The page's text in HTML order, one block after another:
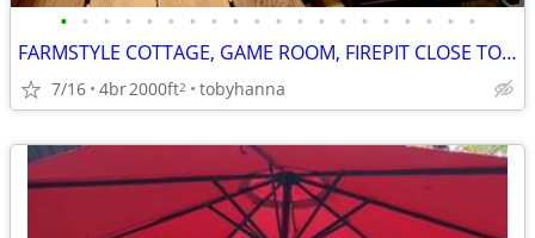
• • • • • • • • • • • • • • • • • • • •
FARMSTYLE COTTAGE, GAME ROOM, FIREPIT CLOSE TO ATTRACTIONS, HOT TUB
7/16 4br2000ft2 tobyhanna